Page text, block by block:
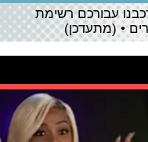
עבורכם רשימת
• (מתעדכן)